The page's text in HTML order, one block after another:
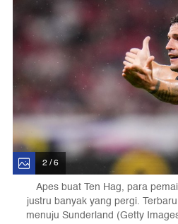
2 / 6
Apes buat Ten Hag, para
justru banyak yang pergi.
menuju Sunderland (Getty